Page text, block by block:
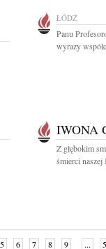
ŁÓDŹ
Panu
wyrazy
IWONA
Z głębokim
śmierci
5 6 7 8 9 ...